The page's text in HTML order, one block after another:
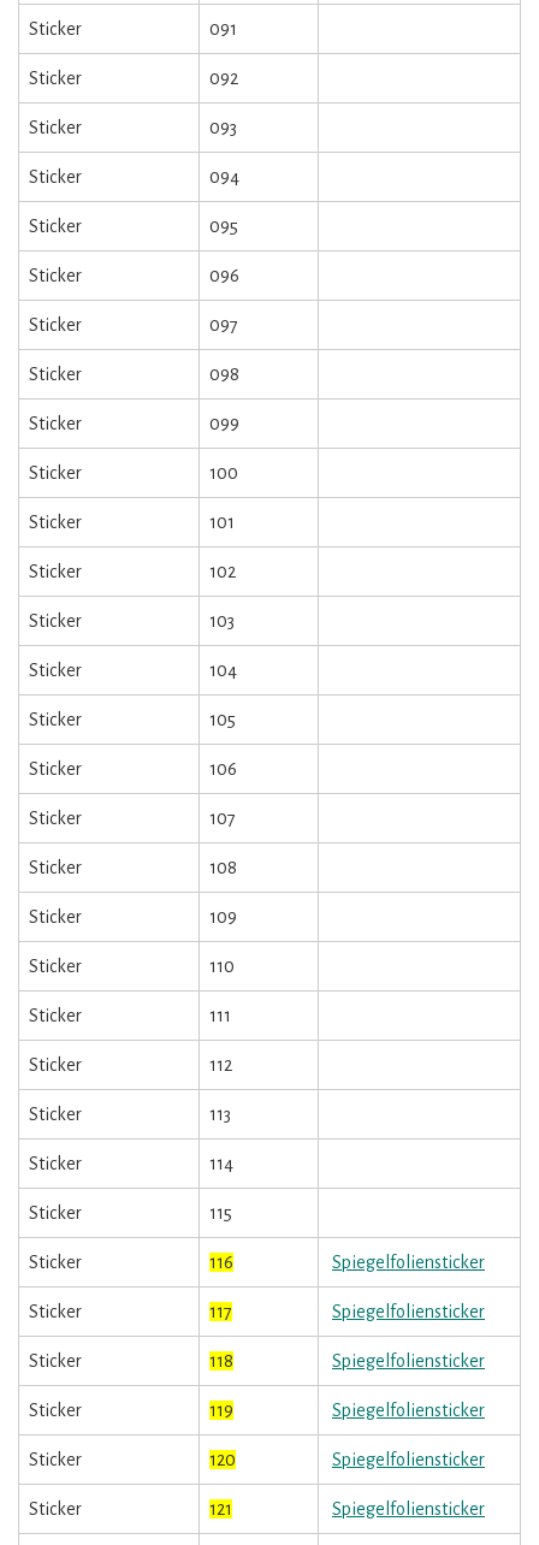
Sticker 091
Sticker 092
Sticker 093
Sticker 094
Sticker 095
Sticker 096
Sticker 097
Sticker 098
Sticker 099
Sticker 100
Sticker 101
Sticker 102
Sticker 103
Sticker 104
Sticker 105
Sticker 106
Sticker 107
Sticker 108
Sticker 109
Sticker 110
Sticker 111
Sticker 112
Sticker 113
Sticker 114
Sticker 115
Sticker 116 Spiegelfoliensticker
Sticker 117 Spiegelfoliensticker
Sticker 118 Spiegelfoliensticker
Sticker 119 Spiegelfoliensticker
Sticker 120 Spiegelfoliensticker
Sticker 121 Spiegelfoliensticker